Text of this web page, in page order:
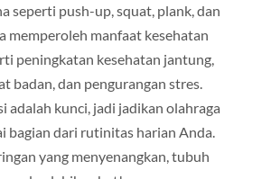
seperti push-up, squat, plank, dan
memperoleh manfaat kesehatan
peningkatan kesehatan jantung,
badan, dan pengurangan stres.
adalah kunci, jadi jadikan olahraga
bagian dari rutinitas harian Anda.
yang menyenangkan, tubuh